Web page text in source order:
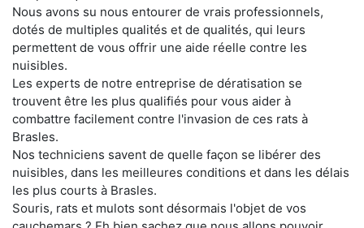
Nous avons su nous entourer de vrais professionnels,
dotés de multiples qualités et de qualités, qui leurs
permettent de vous offrir une aide réelle contre les
nuisibles.
Les experts de notre entreprise de dératisation se
trouvent être les plus qualifiés pour vous aider à
combattre facilement contre l'invasion de ces rats à
Brasles.
Nos techniciens savent de quelle façon se libérer des
nuisibles, dans les meilleures conditions et dans les délais
les plus courts à Brasles.
Souris, rats et mulots sont désormais l'objet de vos